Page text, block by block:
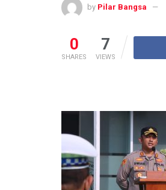
by Pilar Bangsa
0
SHARES
7
VIEWS